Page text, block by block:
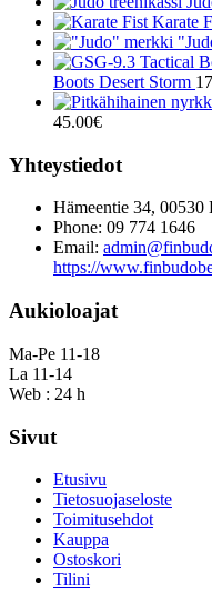
Karate
Boots Desert Storm
45.00€
Yhteystiedot
Hämeentie 34, 00530
Phone: 09 774 1646
Email:
https://
Aukioloajat
Ma-Pe 11-18
La 11-14
Web : 24 h
Sivut
Etusivu
Tietosuojaseloste
Toimitusehdot
Kauppa
Ostoskori
Tilini